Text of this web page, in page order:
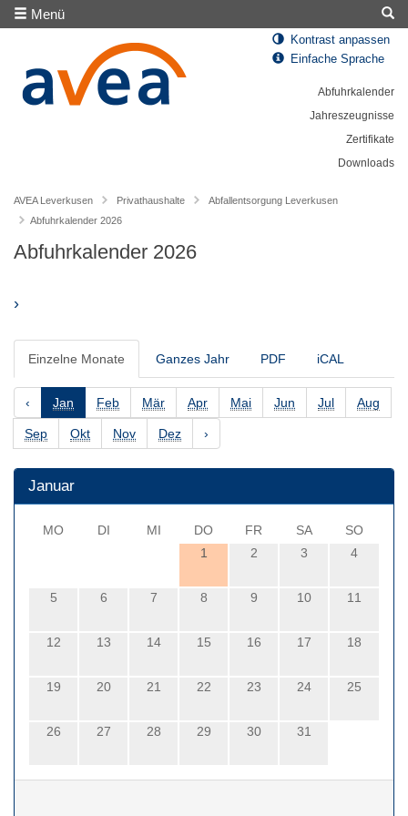
Menü
Kontrast anpassen
Einfache Sprache
Abfuhrkalender
Jahreszeugnisse
Zertifikate
Downloads
AVEA Leverkusen Privathaushalte
Abfallentsorgung Leverkusen
Abfuhrkalender 2026
Abfuhrkalender 2026
›
Einzelne Monate Ganzes Jahr PDF iCAL
‹ Jan Feb Mär Apr Mai Jun Jul Aug
Sep Okt Nov Dez ›
Januar
MO DI MI DO FR SA
SO
1
2 3 4
5 6 7 8 9 10 11
12 13 14 15 16 17 18
19 20 21 22 23 24 25
26 27 28 29 30 31